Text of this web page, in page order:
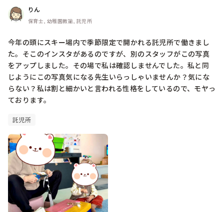
りん
保育士, 幼稚園教諭, 託児所
今年の頭にスキー場内で季節限定で開かれる託児所で働きまし
た。そこのインスタがあるのですが、別のスタッフがこの写真
をアップしました。その場で私は確認しませんでした。私と同
じようにこの写真気になる先生いらっしゃいませんか？気にな
らない？私は割と細かいと言われる性格をしているので、モヤっ
ております。
託児所